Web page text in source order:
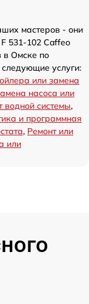
мастеров - они
531-102 Caffeo
в Омске по
услуги:
или замена
насоса или
водной системы,
и программная
, Ремонт или
или